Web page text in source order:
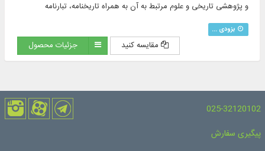
و پژوهشی تاریخی و علوم مرتبط به آن به همراه تاریخنامه، تبارنامه
بزودی ...
مقایسه کنید جزئیات محصول
025-32120102
پیگیری سفارش